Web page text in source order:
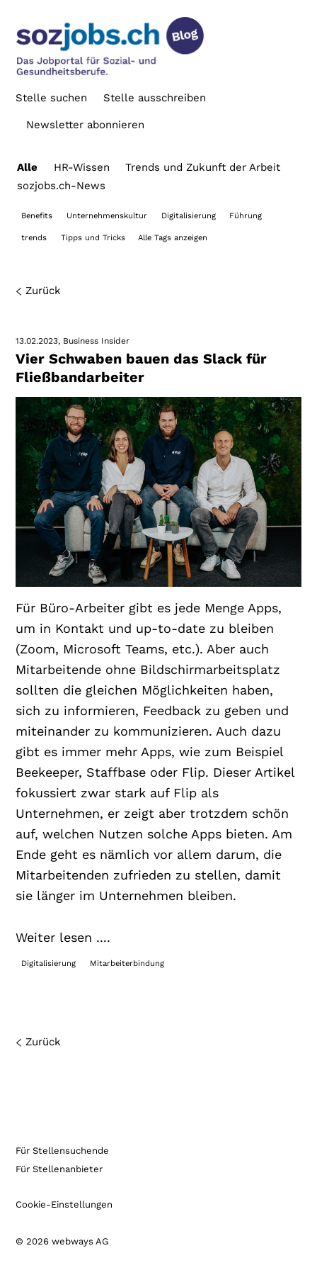
Stelle ausschreiben
Stelle suchen
Newsletter abonnieren
Alle HR-Wissen
Trends und Zukunft der Arbeit
sozjobs.ch-News
Benefits Unternehmenskultur Digitalisierung Führung
trends Tipps und Tricks Alle Tags anzeigen
Zurück
13.02.2023 Business Insider
Vier Schwaben bauen das Slack für
Fließbandarbeiter
Für Büro-Arbeiter gibt es jede Menge Apps,
um in Kontakt und up-to-date zu bleiben
(Zoom, Microsoft Teams, etc.). Aber auch
Mitarbeitende ohne Bildschirmarbeitsplatz
sollten die gleichen Möglichkeiten haben,
sich zu informieren, Feedback zu geben und
miteinander zu kommunizieren. Auch dazu
gibt es immer mehr Apps, wie zum Beispiel
Beekeeper, Staffbase oder Flip. Dieser Artikel
fokussiert zwar stark auf Flip als
Unternehmen, er zeigt aber trotzdem schön
auf, welchen Nutzen solche Apps bieten. Am
Ende geht es nämlich vor allem darum, die
Mitarbeitenden zufrieden zu stellen, damit
sie länger im Unternehmen bleiben.
Weiter lesen ....
Digitalisierung Mitarbeiterbindung
Zurück
Für Stellensuchende
Für Stellenanbieter
Cookie-Einstellungen
© 2026 webways AG